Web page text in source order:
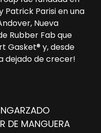
Patrick Parisi en una
Nueva
Rubber Fab que
Gasket® y, desde
dejado de crecer!
DE MANGUERA